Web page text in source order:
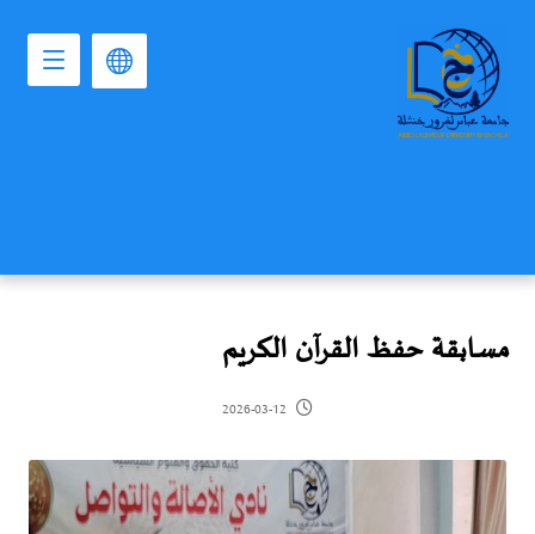
مسابقة حفظ القرآن الكريم
2026-03-12